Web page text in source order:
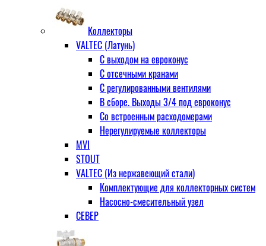
Коллекторы
VALTEC (Латунь)
С выходом на евроконус
С отсечными кранами
С регулированными вентилями
В сборе. Выходы 3/4 под евроконус
Со встроенным расходомерами
Нерегулируемые коллекторы
MVI
STOUT
VALTEC (Из нержавеющий стали)
Комплектующие для коллекторных систем
Насосно-смесительный узел
СЕВЕР